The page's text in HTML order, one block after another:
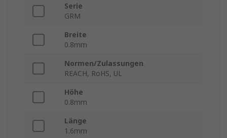
Serie
GRM
Breite
0.8mm
Normen/Zulassungen
REACH, RoHS, UL
Höhe
0.8mm
Länge
1.6mm